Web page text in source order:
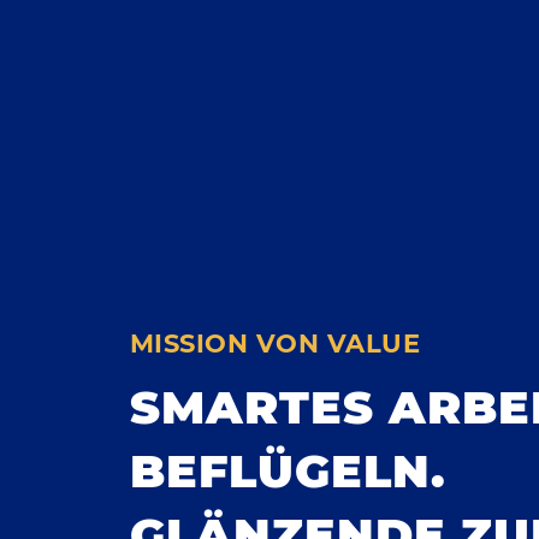
MISSION VON VALUE
SMARTES
BEFLÜGELN.